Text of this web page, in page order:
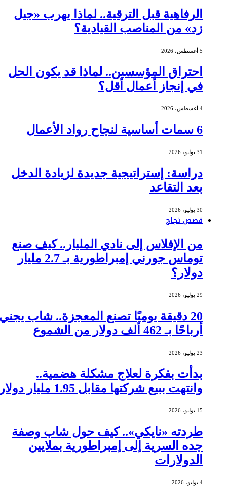
الرفاهية قبل الترقية.. لماذا يهرب «جيل
زد» من المناصب القيادية؟
5 أغسطس، 2026
احتراق المؤسسين.. لماذا قد يكون الحل
في إنجاز أعمال أقل؟
4 أغسطس، 2026
6 سمات أساسية لنجاح رواد الأعمال
31 يوليو، 2026
دراسة: إستراتيجية جديدة لزيادة الدخل
بعد التقاعد
30 يوليو، 2026
قصص نجاح
من الإفلاس إلى نادي المليار.. كيف صنع
توماس جورني إمبراطورية بـ 2.7 مليار
دولار؟
29 يوليو، 2026
20 دقيقة يوميًا تصنع المعجزة.. شاب يجني
أرباحًا بـ 462 ألف دولار من الشموع
23 يوليو، 2026
بدأت بفكرة لعلاج مشكلة هضمية..
وانتهت ببيع شركتها مقابل 1.95 مليار دولار
15 يوليو، 2026
طردته «نايكي».. كيف حول شاب وصفة
جده السرية إلى إمبراطورية بملايين
الدولارات
4 يوليو، 2026